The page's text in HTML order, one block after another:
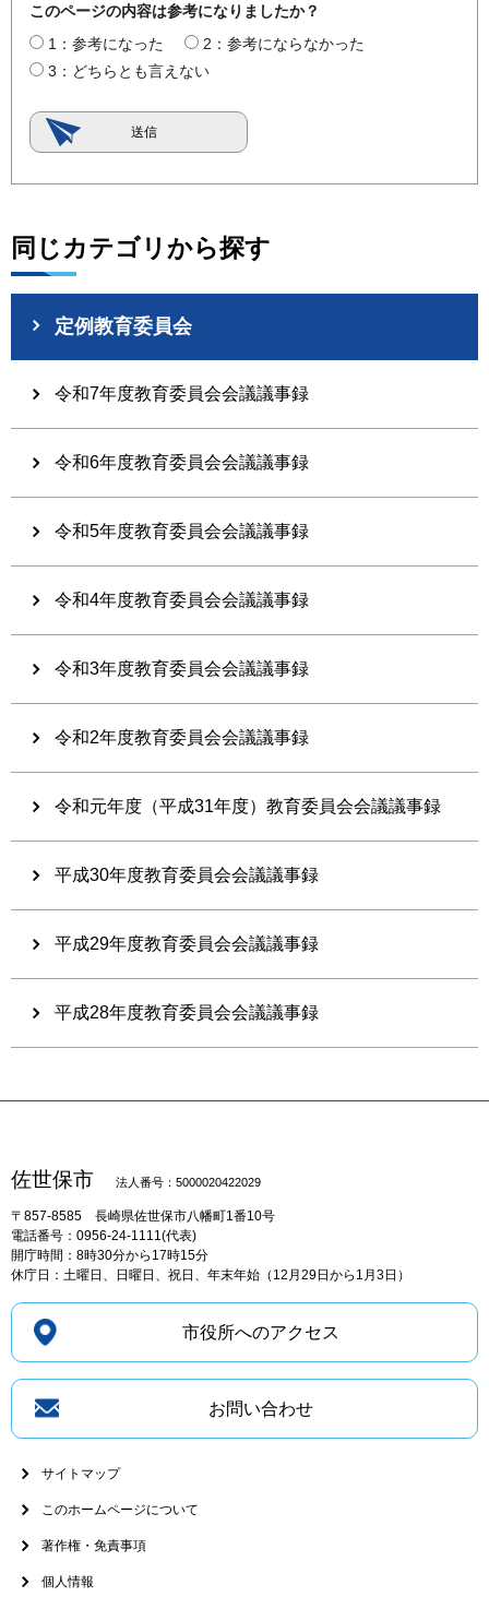
このページの内容は参考になりましたか？
1：参考になった
2：参考にならなかった
3：どちらとも言えない
同じカテゴリから探す
定例教育委員会
令和7年度教育委員会会議議事録
令和6年度教育委員会会議議事録
令和5年度教育委員会会議議事録
令和4年度教育委員会会議議事録
令和3年度教育委員会会議議事録
令和2年度教育委員会会議議事録
令和元年度（平成31年度）教育委員会会議議事録
平成30年度教育委員会会議議事録
平成29年度教育委員会会議議事録
平成28年度教育委員会会議議事録
佐世保市 法人番号：5000020422029
〒857-8585 長崎県佐世保市八幡町1番10号
電話番号：0956-24-1111(代表)
開庁時間：8時30分から17時15分
休庁日：土曜日、日曜日、祝日、年末年始（12月29日から1月3日）
市役所へのアクセス
お問い合わせ
サイトマップ
このホームページについて
著作権・免責事項
個人情報